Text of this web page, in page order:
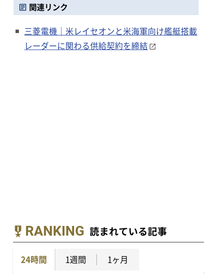
関連リンク
三菱電機｜米レイセオンと米海軍向け艦艇搭載
レーダーに関わる供給契約を締結
RANKING 読まれている記事
24時間 1週間 1ヶ月